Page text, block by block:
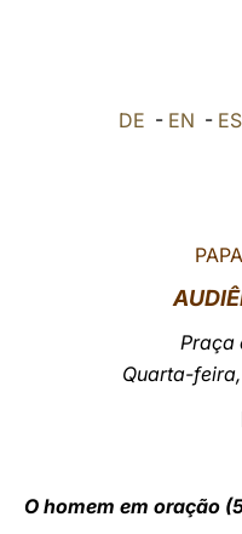
DE - EN - ES
Praça
Quarta-feira,
O homem em oração